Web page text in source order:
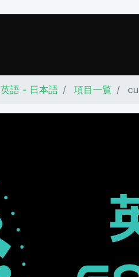
英語 - 日本語 項目一覧